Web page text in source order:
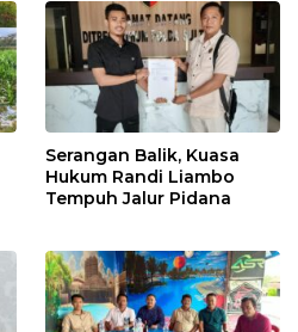
Serangan Balik, Kuasa
Hukum Randi Liambo
Tempuh Jalur Pidana